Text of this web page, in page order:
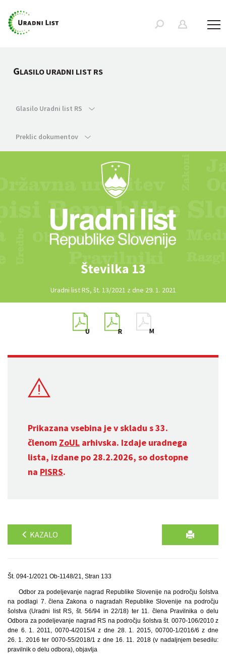
GLASILO URADNI LIST RS
Glasilo Uradni list RS
Preklic dokumentov
Številka 13
Uradni list RS, št. 13/2021 z dne 29. 1. 2021
Prikazana vsebina je v skladu s 33.
členom ZoUL arhivska. Izdaje uradnega
lista, izdane po 28.2.2026, so dostopne
na PISRS.
KAZALO
Št. 094-1/2021 Ob-1148/21, Stran 133
Odbor za podeljevanje nagrad Republike Slovenije na področju šolstva
na podlagi 7. člena Zakona o nagradah Republike Slovenije na področju
šolstva (Uradni list RS, št. 56/94 in 22/18) ter 11. člena Pravilnika o delu
Odbora za podeljevanje nagrad RS na področju šolstva št. 0070-106/2010 z
dne 6. 1. 2011, 0070-4/2015/4 z dne 28. 1. 2015, 00700-1/2016/6 z dne
26. 1. 2016 ter 0070-55/2018/1 z dne 16. 11. 2018 (v nadaljnjem besedilu:
pravilnik o delu odbora), objavlja